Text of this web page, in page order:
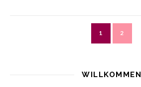
1 2
WILLKOMMEN